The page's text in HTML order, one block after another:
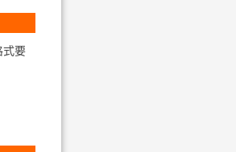
式要